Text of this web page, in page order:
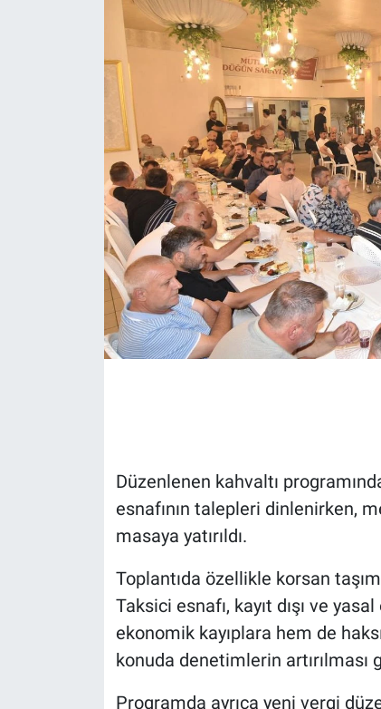
Düzenlenen kahvaltı
esnafının talepleri dinlenirken,
masaya yatırıldı.
Toplantıda özellikle korsan
Taksici esnafı, kayıt dışı ve
ekonomik kayıplara hem de
konuda denetimlerin artırılması
Programda ayrıca yeni vergi
MAGAZİN
ÖZEL HABER
HALK54 PANORAMA